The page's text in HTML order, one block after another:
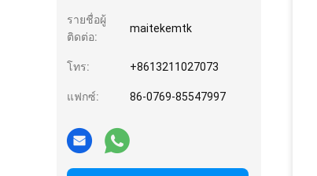
รายชื่อผู้
ติดต่อ:
maitekemtk
โทร: +8613211027073
แฟกซ์: 86-0769-85547997